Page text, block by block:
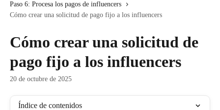
Paso 6: Procesa los pagos de influencers
Cómo crear una solicitud de pago fijo a los influencers
Cómo crear una solicitud de
pago fijo a los influencers
20 de octubre de 2025
Índice de contenidos